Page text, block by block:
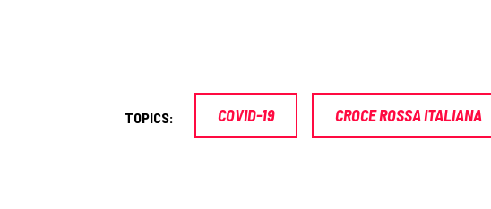
TOPICS: COVID-19 CROCE ROSSA ITALIANA